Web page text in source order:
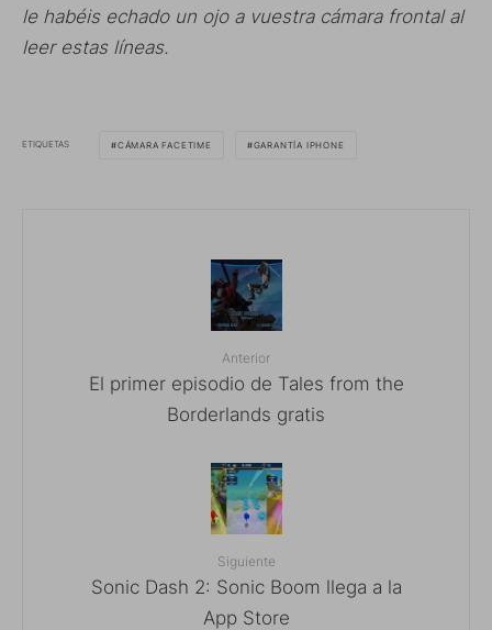
le habéis echado un ojo a vuestra cámara frontal al
leer estas líneas.
ETIQUETAS CÁMARA FACETIME GARANTÍA IPHONE
Anterior
El primer episodio de Tales from the
Borderlands gratis
Siguiente
Sonic Dash 2: Sonic Boom llega a la
App Store